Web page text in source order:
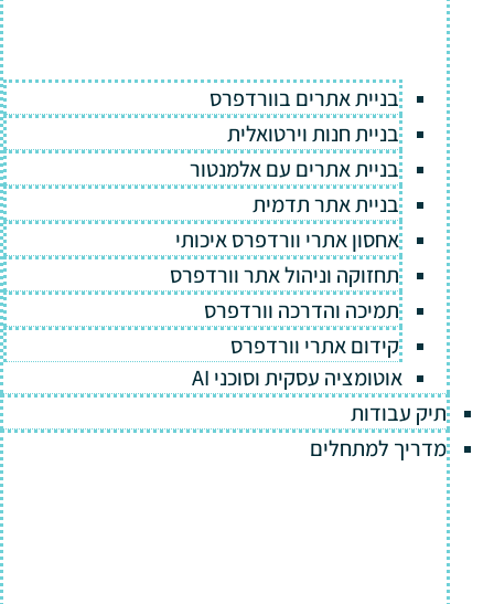
בניית אתרים בוורדפרס
בניית חנות וירטואלית
בניית אתרים עם אלמנטור
בניית אתר תדמית
אחסון אתרי וורדפרס איכותי
תחזוקה וניהול אתר וורדפרס
תמיכה והדרכה וורדפרס
קידום אתרי וורדפרס
אוטומציה עסקית וסוכני AI
תיק עבודות
מדריך למתחלים